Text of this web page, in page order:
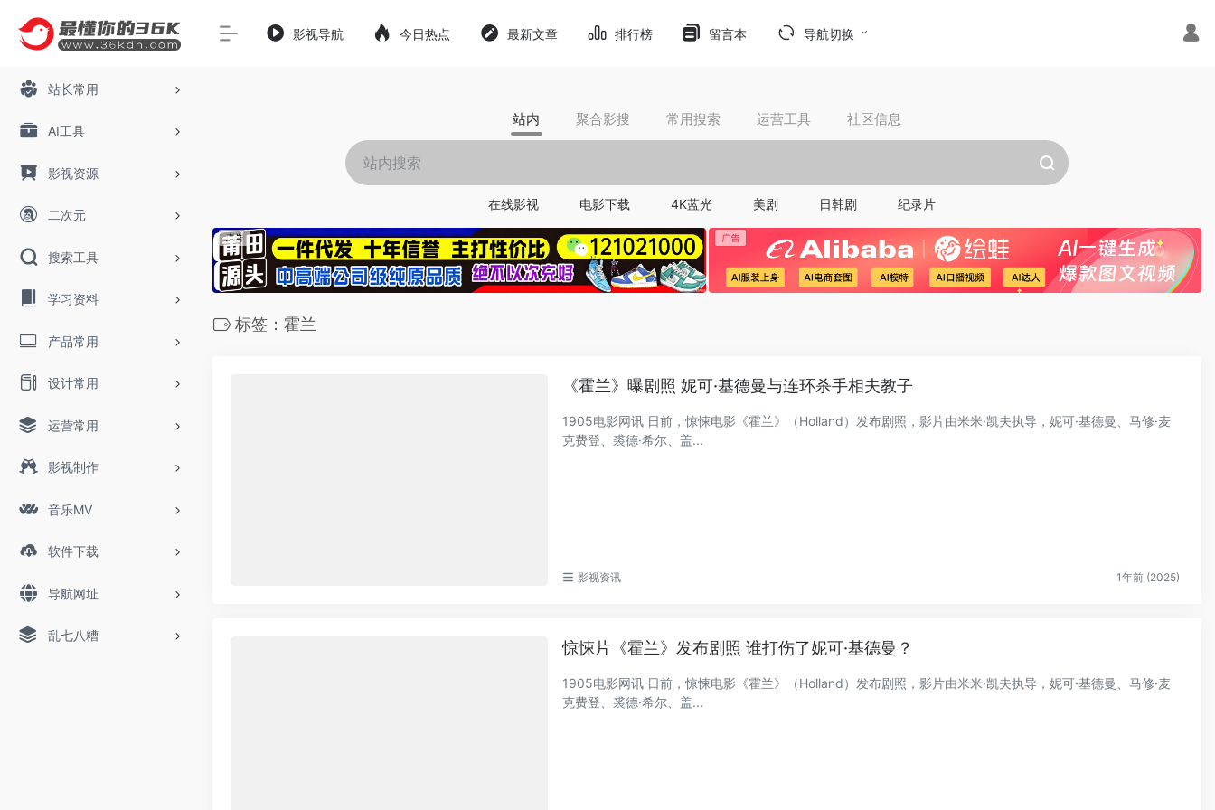
站长常用
AI工具
影视资源
二次元
搜索工具
学习资料
产品常用
设计常用
运营常用
影视制作
音乐MV
软件下载
导航网址
乱七八糟
影视导航 今日热点 最新文章 排行榜 留言本 导航切换
站内 聚合影搜 常用搜索 运营工具 社区信息
在线影视 电影下载 4K蓝光 美剧 日韩剧 纪录片
标签：霍兰
《霍兰》曝剧照 妮可·基德曼与连环杀手相夫教子
1905电影网讯 日前，惊悚电影《霍兰》（Holland）发布剧照，影片由米米·凯夫执导，妮可·基德曼、马修·麦
克费登、裘德·希尔、盖...
影视资讯 1年前 (2025)
惊悚片《霍兰》发布剧照 谁打伤了妮可·基德曼？
1905电影网讯 日前，惊悚电影《霍兰》（Holland）发布剧照，影片由米米·凯夫执导，妮可·基德曼、马修·麦
克费登、裘德·希尔、盖...